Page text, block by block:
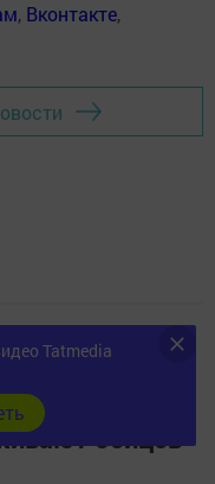
, Вконтакте,
пошел по
бойцов
Tatmedia